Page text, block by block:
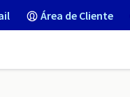
Área de Cliente